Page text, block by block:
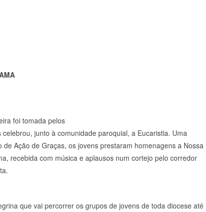
foi tomada pelos
junto à comunidade paroquial, a Eucaristia. Uma
Ação de Graças, os jovens prestaram homenagens a Nossa
recebida com música e aplausos num cortejo pelo corredor
que vai percorrer os grupos de jovens de toda diocese até